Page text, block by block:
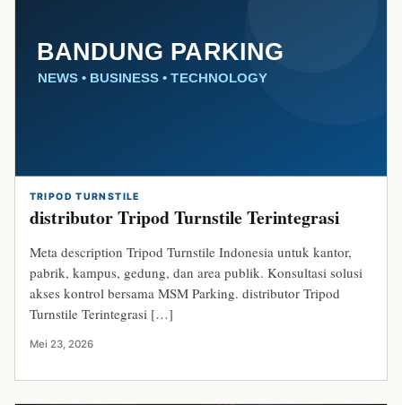
TRIPOD TURNSTILE
distributor Tripod Turnstile Terintegrasi
Meta description Tripod Turnstile Indonesia untuk kantor,
pabrik, kampus, gedung, dan area publik. Konsultasi solusi
akses kontrol bersama MSM Parking. distributor Tripod
Turnstile Terintegrasi […]
Mei 23, 2026